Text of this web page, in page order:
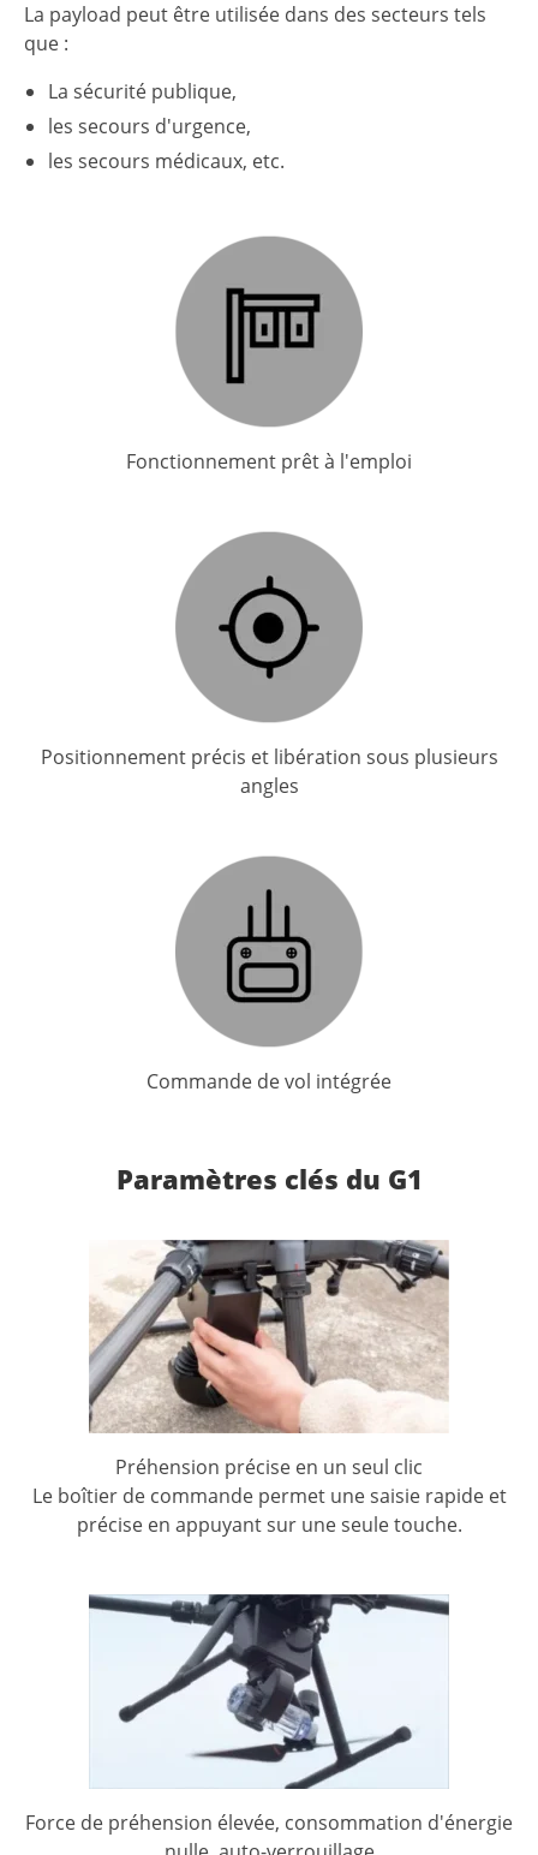
La payload peut être utilisée dans des secteurs tels
que :
La sécurité publique,
les secours d'urgence,
les secours médicaux, etc.
Fonctionnement prêt à l'emploi
Positionnement précis et libération sous plusieurs
angles
Commande de vol intégrée
Paramètres clés du G1
Préhension précise en un seul clic
Le boîtier de commande permet une saisie rapide et
précise en appuyant sur une seule touche.
Force de préhension élevée, consommation d'énergie